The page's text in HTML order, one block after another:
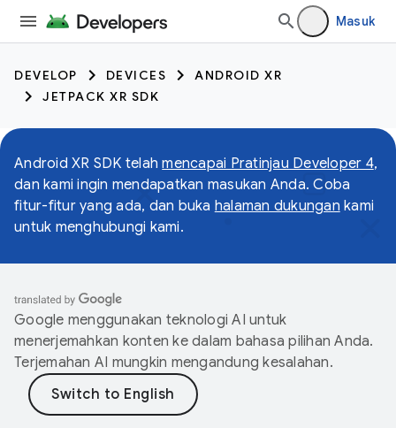
Masuk
DEVELOP DEVICES
ANDROID XR
JETPACK XR SDK
Android XR SDK telahmencapai Pratinjau Developer 4,
dan kami ingin mendapatkan masukan Anda. Coba
fitur-fitur yang ada, dan buka halaman dukungan kami
untuk menghubungi kami.
Google menggunakan teknologi AI untuk
menerjemahkan konten ke dalam bahasa pilihan Anda.
Terjemahan AI mungkin mengandung kesalahan.